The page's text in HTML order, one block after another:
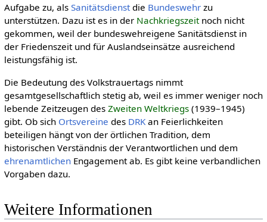
Aufgabe zu, als Sanitätsdienstdie Bundeswehrzu
unterstützen. Dazu ist es in der Nach­kriegs­zeitnoch nicht
gekommen, weil der bundeswehreigene Sanitätsdienst in
der Friedenszeit und für Auslandseinsätze ausreichend
leistungsfähig ist.
Die Bedeutung des Volkstrauertags nimmt
gesamtgesellschaftlich stetig ab, weil es immer weniger noch
lebende Zeitzeugen des Zweiten Welt­kriegs(1939–1945)
gibt. Ob sich Ortsvereine des DRKan Feierlichkeiten
beteiligen hängt von der örtlichen Tradition, dem
historischen Verständnis der Verantwortlichen und dem
ehren­amtlichenEngagement ab. Es gibt keine verbandlichen
Vorgaben dazu.
Weitere Informationen